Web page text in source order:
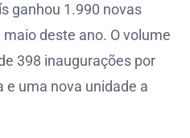
ganhou 1.990 novas
deste ano. O volume
398 inaugurações por
e uma nova unidade a